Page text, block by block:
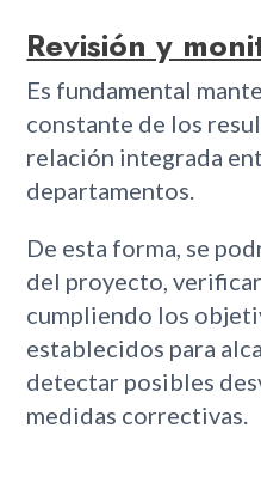
Revisión y
Es fundamental
constante de los
relación integrada
departamentos.
De esta forma, se
del proyecto,
cumpliendo los
establecidos para
detectar posibles
medidas correctivas.